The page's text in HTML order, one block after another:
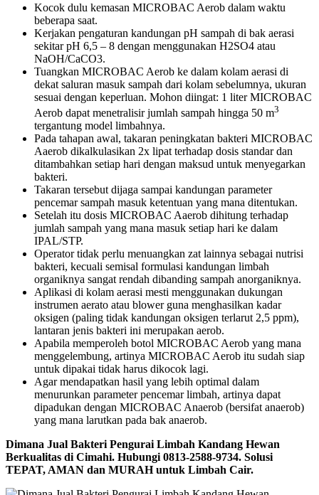
Kocok dulu kemasan MICROBAC Aerob dalam waktu
beberapa saat.
Kerjakan pengaturan kandungan pH sampah di bak aerasi
sekitar pH 6,5 – 8 dengan menggunakan H2SO4 atau
NaOH/CaCO3.
Tuangkan MICROBAC Aerob ke dalam kolam aerasi di
dekat saluran masuk sampah dari kolam sebelumnya, ukuran
sesuai dengan keperluan. Mohon diingat: 1 liter MICROBAC
Aerob dapat menetralisir jumlah sampah hingga 50 m3
tergantung model limbahnya.
Pada tahapan awal, takaran peningkatan bakteri MICROBAC
Aaerob dikalkulasikan 2x lipat terhadap dosis standar dan
ditambahkan setiap hari dengan maksud untuk menyegarkan
bakteri.
Takaran tersebut dijaga sampai kandungan parameter
pencemar sampah masuk ketentuan yang mana ditentukan.
Setelah itu dosis MICROBAC Aaerob dihitung terhadap
jumlah sampah yang mana masuk setiap hari ke dalam
IPAL/STP.
Operator tidak perlu menuangkan zat lainnya sebagai nutrisi
bakteri, kecuali semisal formulasi kandungan limbah
organiknya sangat rendah dibanding sampah anorganiknya.
Aplikasi di kolam aerasi mesti menggunakan dukungan
instrumen aerato atau blower guna menghasilkan kadar
oksigen (paling tidak kandungan oksigen terlarut 2,5 ppm),
lantaran jenis bakteri ini merupakan aerob.
Apabila memperoleh botol MICROBAC Aerob yang mana
menggelembung, artinya MICROBAC Aerob itu sudah siap
untuk dipakai tidak harus dikocok lagi.
Agar mendapatkan hasil yang lebih optimal dalam
menurunkan parameter pencemar limbah, artinya dapat
dipadukan dengan MICROBAC Anaerob (bersifat anaerob)
yang mana larutkan pada bak anaerob.
Dimana Jual Bakteri Pengurai Limbah Kandang Hewan
Berkualitas di Cimahi. Hubungi 0813-2588-9734. Solusi
TEPAT, AMAN dan MURAH untuk Limbah Cair.